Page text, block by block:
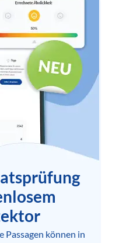
Passagen können in